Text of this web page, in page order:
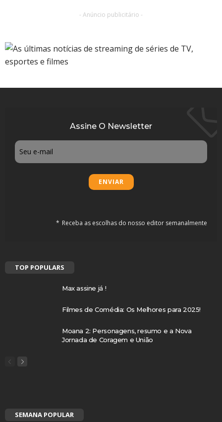
- Anúncio publicitário -
Assine O Newsletter
Email
Receba as escolhas do nosso editor semanalmente
TOP POPULARS
Max assine já !
Filmes de Comédia: Os Melhores para 2025!
Moana 2: Personagens, resumo e a Nova
Jornada de Coragem e União
SEMANA POPULAR